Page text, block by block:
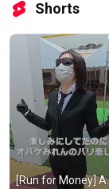
Shorts
[Run for Money] A